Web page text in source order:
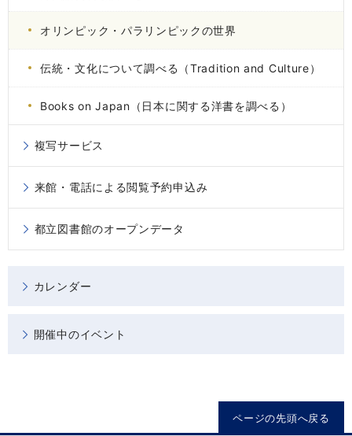
オリンピック・パラリンピックの世界
伝統・文化について調べる（Tradition and Culture）
Books on Japan（日本に関する洋書を調べる）
複写サービス
来館・電話による閲覧予約申込み
都立図書館のオープンデータ
カレンダー
開催中のイベント
ページの先頭へ戻る